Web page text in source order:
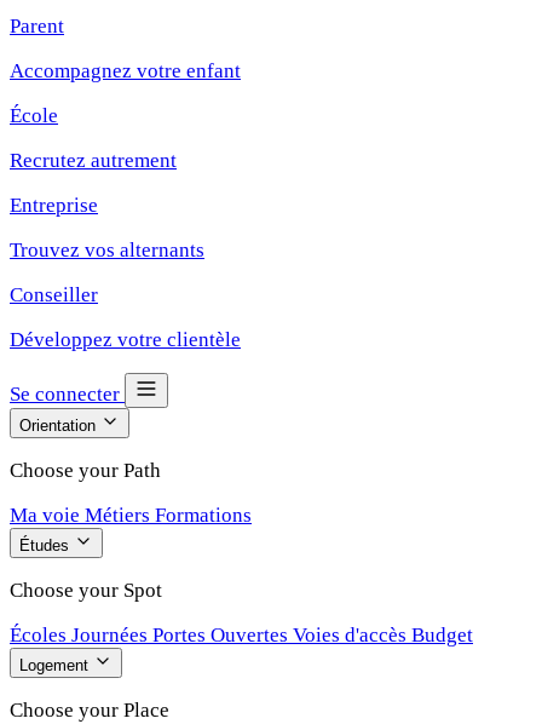
Parent
Accompagnez votre enfant
École
Recrutez autrement
Entreprise
Trouvez vos alternants
Conseiller
Développez votre clientèle
Se connecter
Orientation
Choose your Path
Ma voie Métiers Formations
Études
Choose your Spot
Écoles Journées Portes Ouvertes Voies d'accès Budget
Logement
Choose your Place